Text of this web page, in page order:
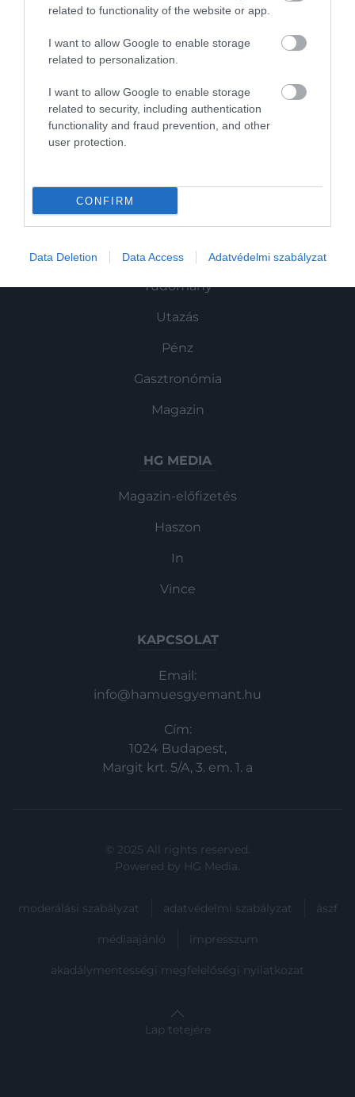
related to functionality of the website or app.
I want to allow Google to enable storage
related to personalization.
I want to allow Google to enable storage
related to security, including authentication
functionality and fraud prevention, and other
user protection.
CONFIRM
Data Deletion Data Access Adatvédelmi szabályzat
Művelődj, szórakozz, kíváncsiskodj, kóstolgass
és ismerd meg a Hamu és Gyémánt világát!
ROVATOK
Kultúra
Tudomány
Utazás
Pénz
Gasztronómia
Magazin
HG MEDIA
Magazin-előfizetés
Haszon
In
Vince
KAPCSOLAT
Email:
info@hamuesgyemant.hu
Cím:
1024 Budapest,
Margit krt. 5/A, 3. em. 1. a
© 2025 All rights reserved.
Powered by HG Media.
moderálási szabályzat adatvédelmi szabályzat ászf
médiaajánló impresszum
akadálymentességi megfelelőségi nyilatkozat
Lap tetejére